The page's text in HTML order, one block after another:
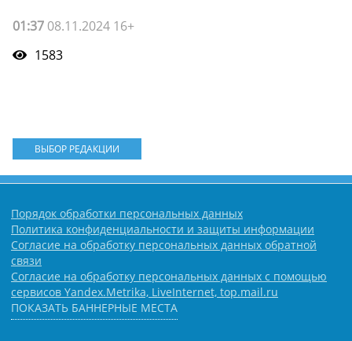
01:37 08.11.2024 16+
1583
ВЫБОР РЕДАКЦИИ
Порядок обработки персональных данных
Политика конфиденциальности и защиты информации
Согласие на обработку персональных данных обратной
связи
Согласие на обработку персональных данных с помощью
сервисов Yandex.Metrika, LiveInternet, top.mail.ru
ПОКАЗАТЬ БАННЕРНЫЕ МЕСТА